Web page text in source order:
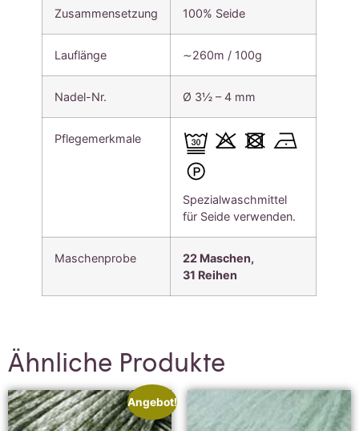
Zusammensetzung 100% Seide
Lauflänge ∼260m / 100g
Nadel-Nr. Ø 3½ – 4 mm
Pflegemerkmale
Spezialwaschmittel
für Seide verwenden.
Maschenprobe
22 Maschen,
31 Reihen
Ähnliche Produkte
Angebot!